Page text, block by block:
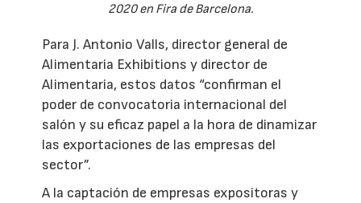
2020 en Fira de Barcelona.
Para J. Antonio Valls, director general de
Alimentaria Exhibitions y director de
Alimentaria, estos datos “confirman el
poder de convocatoria internacional del
salón y su eficaz papel a la hora de dinamizar
las exportaciones de las empresas del
sector”.
A la captación de empresas expositoras y